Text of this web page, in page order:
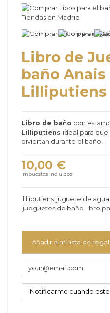
Libro de
baño Anais
Lilliputiens
Libro de baño con
Lilliputiens ideal para que
diviertan durante el baño.
10,00 €
Impuestos incluidos
lilliputiens juguete de agua
jueguetes de baño libro
Añadir a mi lista de